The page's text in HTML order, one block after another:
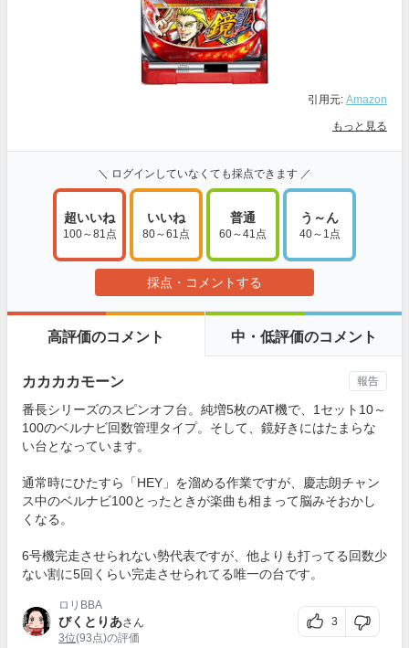
引用元: Amazon
もっと見る
＼ ログインしていなくても採点できます ／
超いいね
100～81点
いいね
80～61点
普通
60～41点
う～ん
40～1点
採点・コメントする
高評価のコメント 中・低評価のコメント
カカカカモーン
番長シリーズのスピンオフ台。純増5枚のAT機で、1セット10～
100のベルナビ回数管理タイプ。そして、鏡好きにはたまらな
い台となっています。
通常時にひたすら「HEY」を溜める作業ですが、慶志朗チャン
ス中のベルナビ100とったときが楽曲も相まって脳みそおかし
くなる。
6号機完走させられない勢代表ですが、他よりも打ってる回数少
ない割に5回くらい完走させられてる唯一の台です。
ロリBBA
びくとりあさん
3位(93点)の評価
3
報告